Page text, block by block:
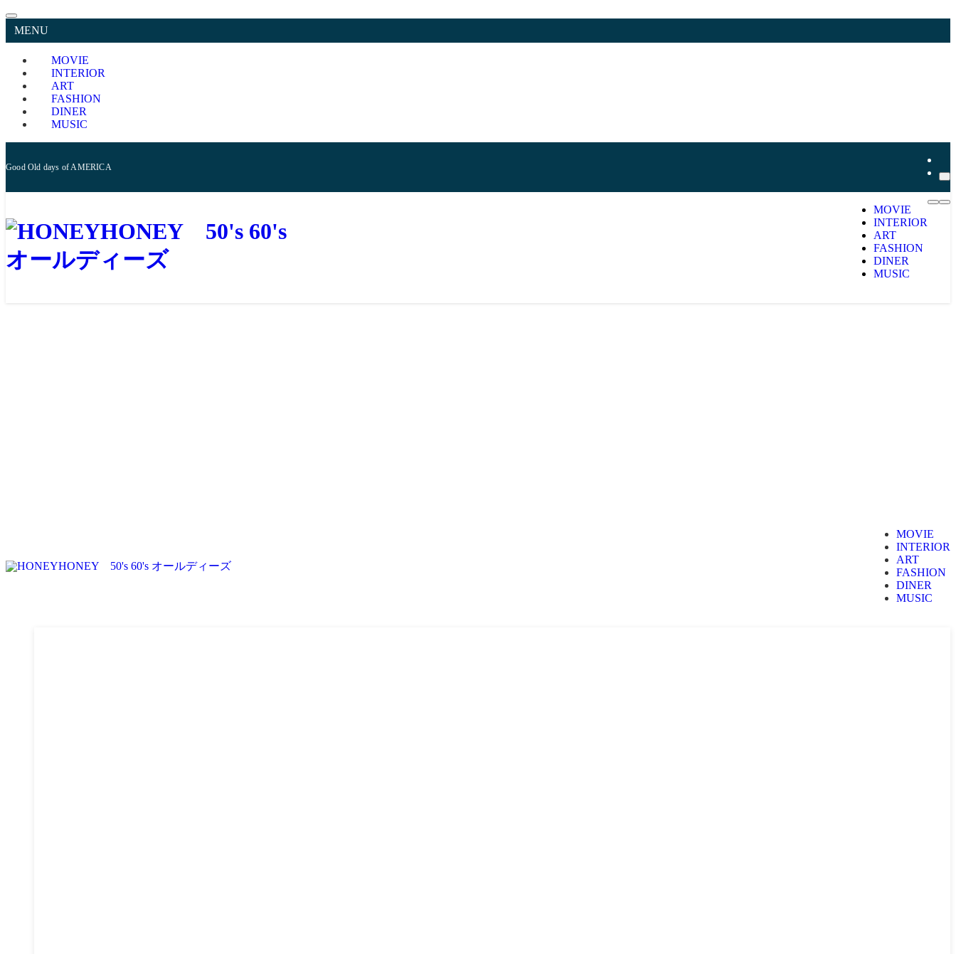
MENU
MOVIE
INTERIOR
ART
FASHION
DINER
MUSIC
Good Old days of AMERICA
MOVIE
INTERIOR
ART
FASHION
DINER
MUSIC
MOVIE
INTERIOR
ART
FASHION
DINER
MUSIC